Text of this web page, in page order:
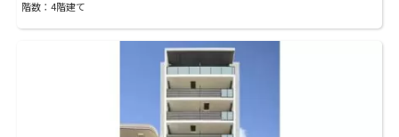
階数：4階建て